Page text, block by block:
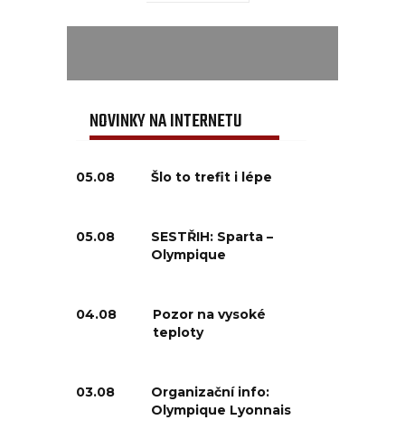
NOVINKY NA INTERNETU
05.08 Šlo to trefit i lépe
05.08
SESTŘIH: Sparta –
Olympique
04.08
Pozor na vysoké
teploty
03.08
Organizační info:
Olympique Lyonnais